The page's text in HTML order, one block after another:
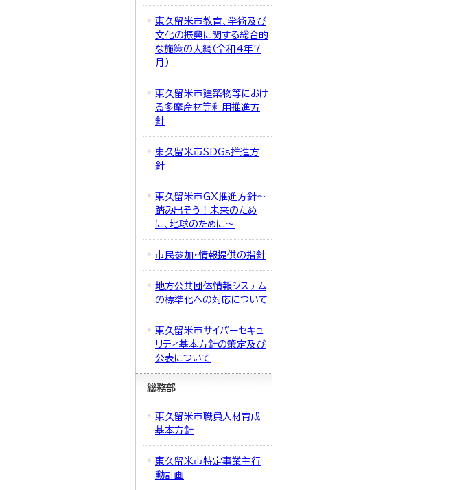
東久留米市教育、学術及び
文化の振興に関する総合的
な施策の大綱（令和4年7
月）
東久留米市建築物等におけ
る多摩産材等利用推進方
針
東久留米市SDGs推進方
針
東久留米市GX推進方針～
踏み出そう！未来のため
に、地球のために～
市民参加・情報提供の指針
地方公共団体情報システム
の標準化への対応について
東久留米市サイバーセキュ
リティ基本方針の策定及び
公表について
総務部
東久留米市職員人材育成
基本方針
東久留米市特定事業主行
動計画